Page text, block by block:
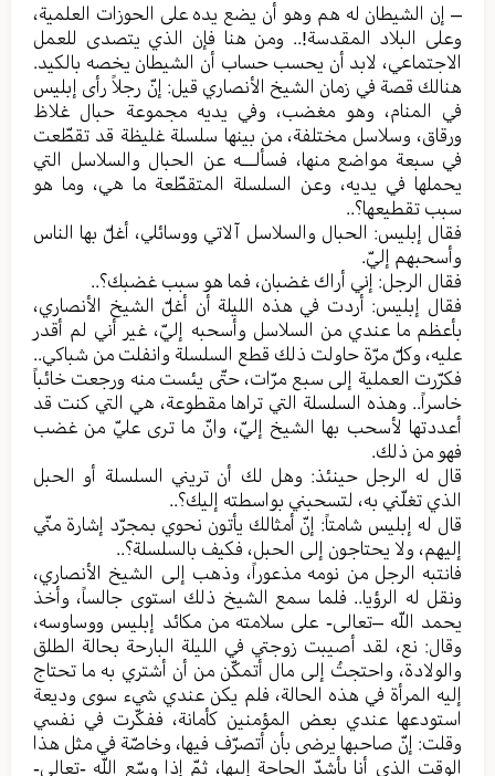
– إن الشيطان له هم وهو أن يضع يده على الحوزات العلمية،
وعلى البلاد المقدسة!.. ومن هنا فإن الذي يتصدى للعمل
الاجتماعي، لابد أن يحسب حساب أن الشيطان يخصه بالكيد.
هنالك قصة في زمان الشيخ الأنصاري قيل: إنّ رجلاً رأى إبليس
في المنام، وهو مغضب، وفي يديه مجموعة حبال غلاظ
ورقاق، وسلاسل مختلفة، من بينها سلسلة غليظة قد تقطّعت
في سبعة مواضع منها، فسألـــه عن الحبال والسلاسل التي
يحملها في يديه، وعن السلسلة المتقطّعة ما هي، وما هو
سبب تقطيعها؟..
فقال إبليس: الحبال والسلاسل آلاتي ووسائلي، أغلّ بها الناس
وأسحبهم إليّ.
فقال الرجل: إني أراك غضبان، فما هو سبب غضبك؟..
فقال إبليس: أردت في هذه الليلة أن أغلّ الشيخ الأنصاري،
بأعظم ما عندي من السلاسل وأسحبه إليّ، غير أني لم أقدر
عليه، وكلّ مرّة حاولت ذلك قطع السلسلة وانفلت من شباكي..
فكرّرت العملية إلى سبع مرّات، حتّى يئست منه ورجعت خائباً
خاسراً.. وهذه السلسلة التي تراها مقطوعة، هي التي كنت قد
أعددتها لأسحب بها الشيخ إليّ، وانّ ما ترى عليّ من غضب
فهو من ذلك.
قال له الرجل حينئذ: وهل لك أن تريني السلسلة أو الحبل
الذي تغلّني به، لتسحبني بواسطته إليك؟..
قال له إبليس شامتاً: إنّ أمثالك يأتون نحوي بمجرّد إشارة منّي
إليهم، ولا يحتاجون إلى الحبل، فكيف بالسلسلة؟..
فانتبه الرجل من نومه مذعوراً، وذهب إلى الشيخ الأنصاري،
ونقل له الرؤيا.. فلما سمع الشيخ ذلك استوى جالساً، وأخذ
يحمد اللّه –تعالى- على سلامته من مكائد إبليس ووساوسه،
وقال: نع، لقد أصيبت زوجتي في الليلة البارحة بحالة الطلق
والولادة، واحتجتُ إلى مال أتمكّن من أن أشتري به ما تحتاج
إليه المرأة في هذه الحالة، فلم يكن عندي شيء سوى وديعة
استودعها عندي بعض المؤمنين كأمانة، ففكّرت في نفسي
وقلت: إنّ صاحبها يرضى بأن أتصرّف فيها، وخاصّة في مثل هذا
الوقت الذي أنا بأشدّ الحاجة إليها، ثمّ إذا وسّع اللّه -تعالى-